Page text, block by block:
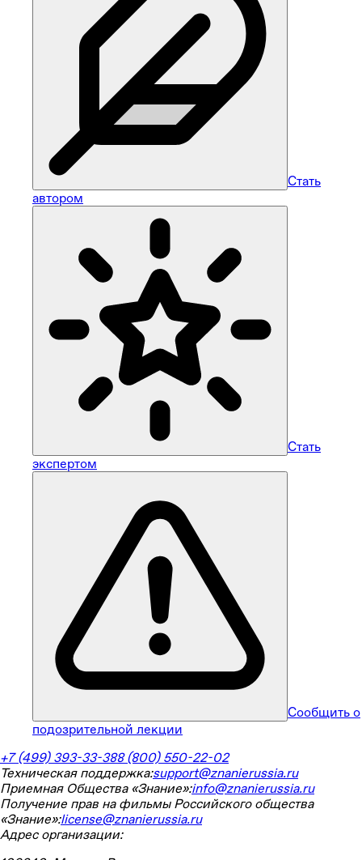
Стать
автором
Стать
экспертом
Сообщить о
подозрительной лекции
+7 (499) 393-33-388 (800) 550-22-02
Техническая поддержка:support@znanierussia.ru
Приемная Общества «Знание»:info@znanierussia.ru
Получение прав на фильмы Российского общества
«Знание»:license@znanierussia.ru
Адрес организации: